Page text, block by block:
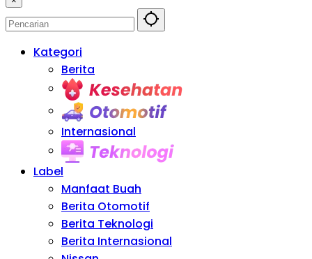
Kategori
Berita
Internasional
Label
Manfaat Buah
Berita Otomotif
Berita Teknologi
Berita Internasional